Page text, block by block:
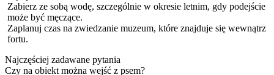
Zabierz ze sobą wodę, szczególnie w okresie letnim, gdy podejście
może być męczące.
Zaplanuj czas na zwiedzanie muzeum, które znajduje się wewnątrz
fortu.
Najczęściej zadawane pytania
Czy na obiekt można wejść z psem?